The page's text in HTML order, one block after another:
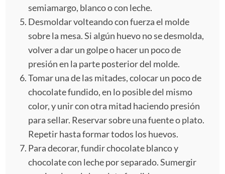
semiamargo, blanco o con leche.
Desmoldar volteando con fuerza el molde
sobre la mesa. Si algún huevo no se desmolda,
volver a dar un golpe o hacer un poco de
presión en la parte posterior del molde.
Tomar una de las mitades, colocar un poco de
chocolate fundido, en lo posible del mismo
color, y unir con otra mitad haciendo presión
para sellar. Reservar sobre una fuente o plato.
Repetir hasta formar todos los huevos.
Para decorar, fundir chocolate blanco y
chocolate con leche por separado. Sumergir